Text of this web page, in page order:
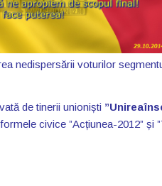
nedispersării voturilor
de tinerii unioniști
civice ”Acțiunea-2012”